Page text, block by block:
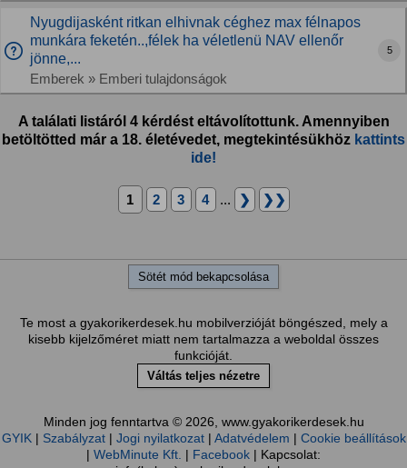
Nyugdijasként ritkan elhivnak céghez max félnapos
munkára feketén..,félek ha véletlenü NAV ellenőr
jönne,...
Emberek » Emberi tulajdonságok
5
A találati listáról 4 kérdést eltávolítottunk. Amennyiben
betöltötted már a 18. életévedet, megtekintésükhöz kattints
ide!
1 2 3 4 ... ❯ ❯❯
Sötét mód bekapcsolása
Te most a gyakorikerdesek.hu mobilverzióját böngészed, mely a
kisebb kijelzőméret miatt nem tartalmazza a weboldal összes
funkcióját.
Váltás teljes nézetre
Minden jog fenntartva © 2026, www.gyakorikerdesek.hu
GYIK| Szabályzat| Jogi nyilatkozat| Adatvédelem | Cookie beállítások
| WebMinute Kft. | Facebook | Kapcsolat: